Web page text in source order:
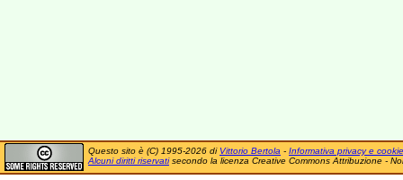
Questo sito è (C) 1995-2026 di Vittorio Bertola - Informativa privacy e cookie
Alcuni diritti riservatisecondo la licenza Creative Commons Attribuzione -